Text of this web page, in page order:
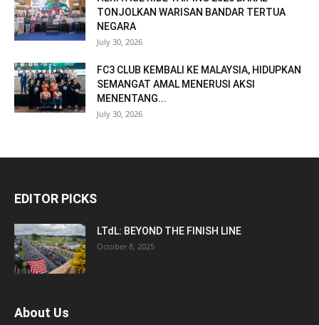
TONJOLKAN WARISAN BANDAR TERTUA
NEGARA
July 30, 2026
FC3 CLUB KEMBALI KE MALAYSIA, HIDUPKAN
SEMANGAT AMAL MENERUSI AKSI
MENENTANG...
July 30, 2026
EDITOR PICKS
LTdL: BEYOND THE FINISH LINE
October 8, 2025
About Us